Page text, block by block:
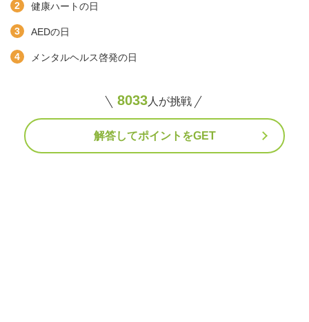
健康ハートの日
AEDの日
メンタルヘルス啓発の日
8033 人が挑戦
解答してポイントをGET